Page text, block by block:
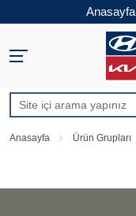
Anasayfa
Anasayfa Ürün Grupları